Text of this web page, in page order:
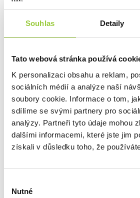
Souhlas Detaily
Tato webová stránka používá
K personalizaci obsahu a reklam,
sociálních médií a analýze naší
soubory cookie. Informace o tom,
sdílíme se svými partnery pro
analýzy. Partneři tyto údaje mohou
dalšími informacemi, které jste jim
získali v důsledku toho, že
souhlasu
Nutné